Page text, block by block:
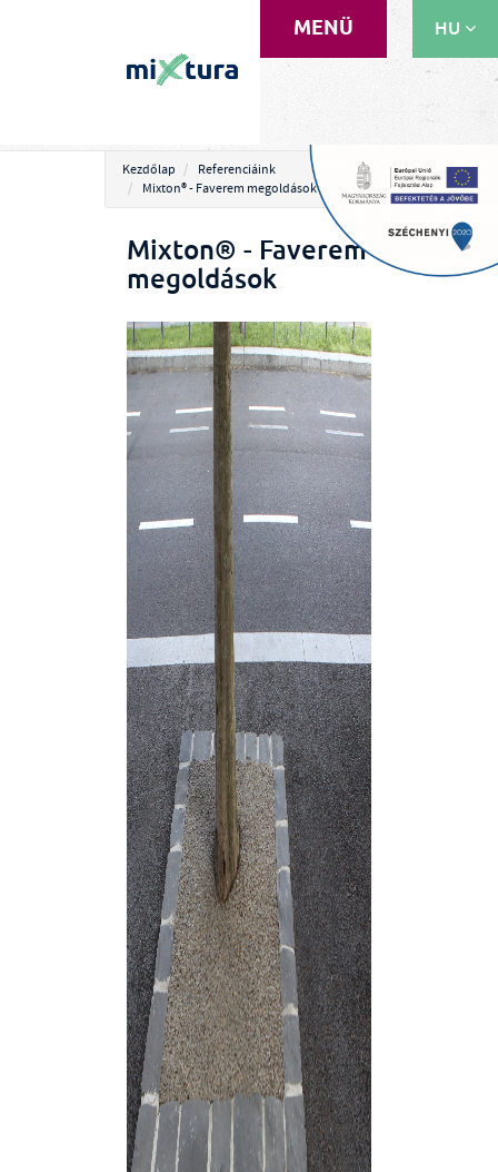
HU
MENÜ
Kezdőlap
Referenciáink
Mixton® - Faverem megoldások
Mixton® - Faverem
megoldások